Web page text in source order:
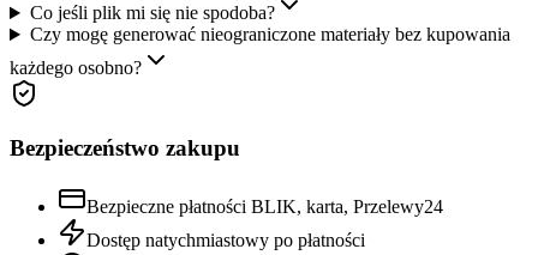
Co jeśli plik mi się nie spodoba?
Czy mogę generować nieograniczone materiały bez kupowania
każdego osobno?
Bezpieczeństwo zakupu
Bezpieczne płatności BLIK, karta, Przelewy24
Dostęp natychmiastowy po płatności